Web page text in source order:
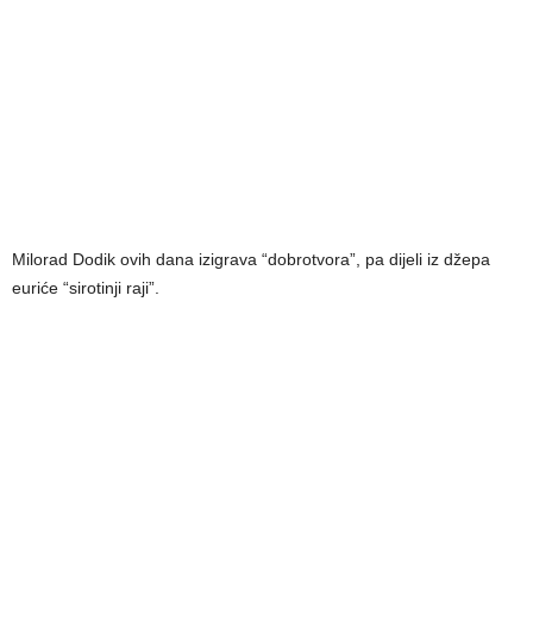
Milorad Dodik ovih dana izigrava “dobrotvora”, pa dijeli iz džepa
euriće “sirotinji raji”.